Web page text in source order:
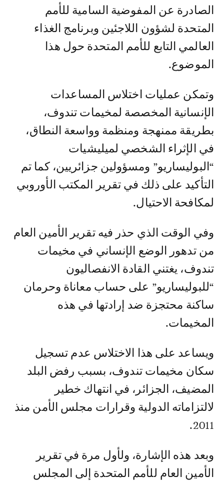
الصادرة عن المفوضية السامية للأمم
المتحدة لشؤون اللاجئين وبرنامج الغذاء
العالمي التابع للأمم المتحدة حول هذا
الموضوع.
وتمكن عمليات اختلاس المساعدات
الإنسانية المخصصة لمخيمات تندوف،
بطريقة ممنهجة ومنظمة وواسعة النطاق،
في الإثراء الشخصي لميليشيات
“البوليساريو” ومسؤولين جزائريين، كما تم
التأكيد على ذلك في تقرير المكتب الأوروبي
لمكافحة الاحتيال.
وفي الوقت الذي حذر فيه تقرير الأمين العام
من تدهور الوضع الإنساني في مخيمات
تندوف، يغتني القادة الانفصاليون
“للبوليساريو” على حساب معاناة وحرمان
ساكنة محتجزة ضد إرادتها في هذه
المخيمات.
ويساعد على هذا الاختلاس عدم تسجيل
سكان مخيمات تندوف، بسبب رفض البلد
المضيف، الجزائر، في انتهاك خطير
لالتزاماته الدولية وقرارات مجلس الأمن منذ
2011.
وبعد هذه الإشارة، ولأول مرة في تقرير
الأمين العام للأمم المتحدة إلى المجلس